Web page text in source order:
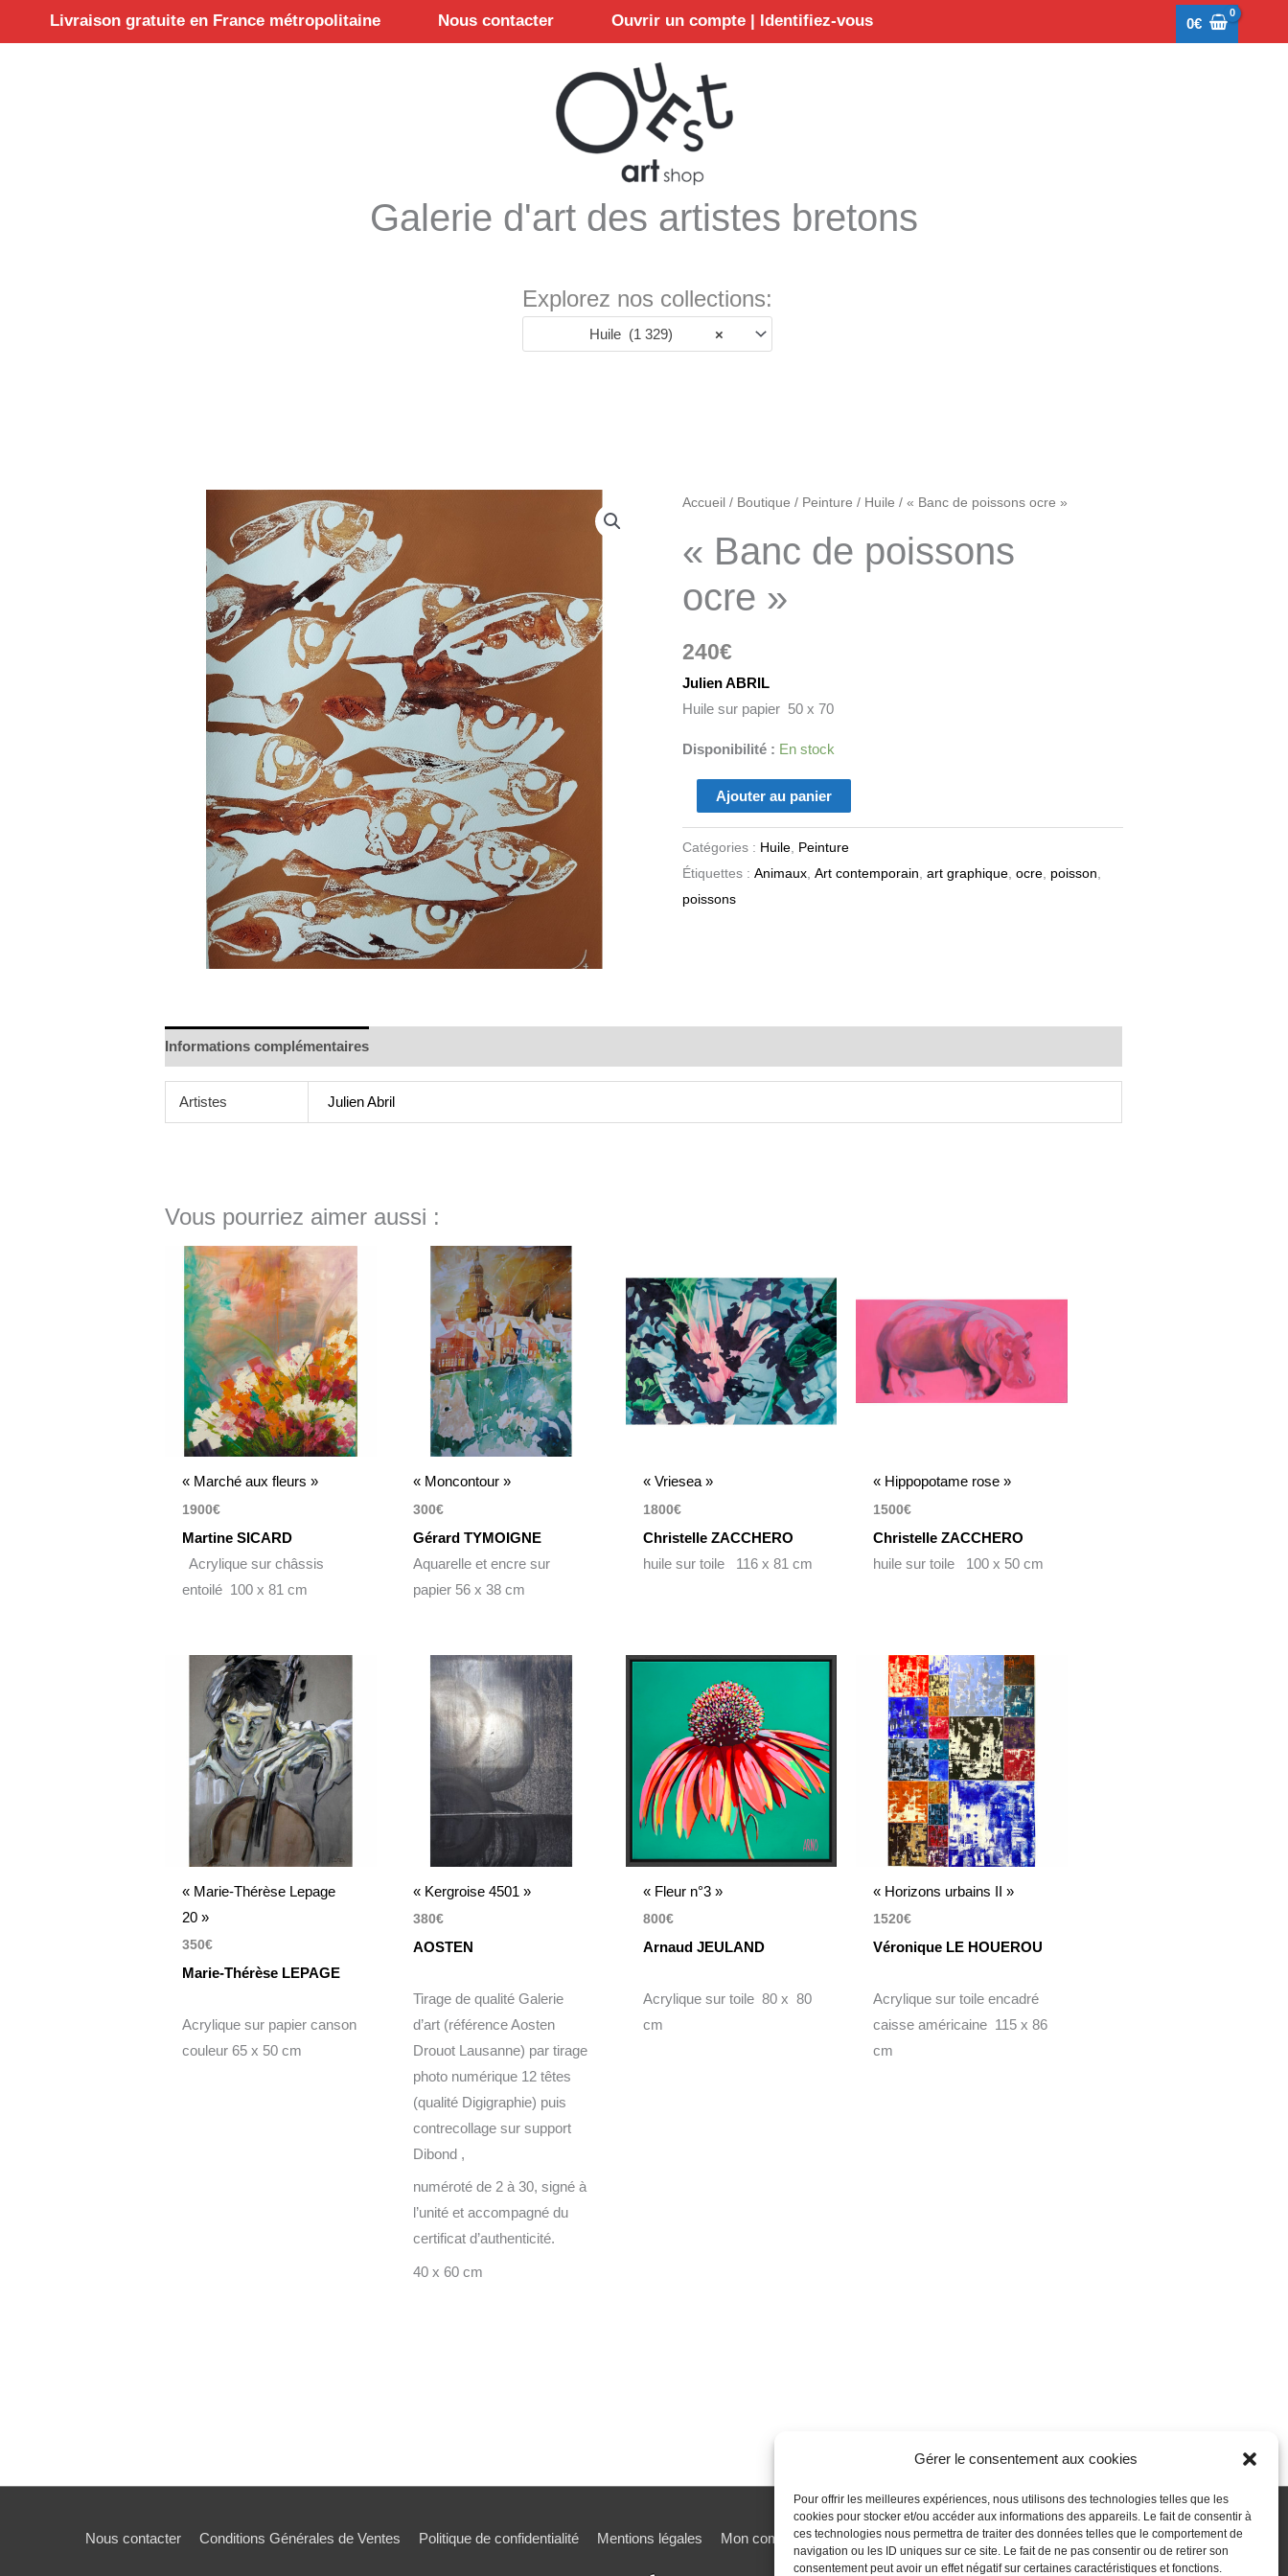
Gérer le consentement aux cookies
Pour offrir les meilleures expériences, nous utilisons des technologies telles que les
cookies pour stocker et/ou accéder aux informations des appareils. Le fait de consentir à
ces technologies nous permettra de traiter des données telles que le comportement de
navigation ou les ID uniques sur ce site. Le fait de ne pas consentir ou de retirer son
consentement peut avoir un effet négatif sur certaines caractéristiques et fonctions.
Livraison gratuite en France métropolitaine Nous contacter Ouvrir un compte | Identifiez-vous 0€
Galerie d'art des artistes bretons
Explorez nos collections:
×
Huile (1 329)
Accueil / Boutique / Peinture / Huile / « Banc de poissons ocre »
« Banc de poissons
ocre »
240€
Julien ABRIL
Huile sur papier 50 x 70
Disponibilité : En stock
quantité
"Banc
poissons
Ajouter au panier
Catégories : Huile
Peinture
Étiquettes : Animaux Art contemporain art graphique ocre poisson
poissons
Informations complémentaires
Artistes Julien Abril
Vous pourriez aimer aussi :
« Marché aux fleurs »
1900€
Martine SICARD
Acrylique sur châssis
entoilé 100 x 81 cm
« Moncontour »
300€
Gérard TYMOIGNE
Aquarelle et encre sur
papier 56 x 38 cm
« Vriesea »
1800€
Christelle ZACCHERO
huile sur toile 116 x 81 cm
« Hippopotame rose »
1500€
Christelle ZACCHERO
huile sur toile 100 x 50 cm
« Marie-Thérèse Lepage
20 »
350€
Marie-Thérèse LEPAGE
Acrylique sur papier canson
couleur 65 x 50 cm
« Kergroise 4501 »
380€
AOSTEN
Tirage de qualité Galerie
d’art (référence Aosten
Drouot Lausanne) par tirage
photo numérique 12 têtes
(qualité Digigraphie) puis
contrecollage sur support
Dibond ,
numéroté de 2 à 30, signé à
l’unité et accompagné du
certificat d’authenticité.
40 x 60 cm
« Fleur n°3 »
800€
Arnaud JEULAND
Acrylique sur toile 80 x 80
cm
« Horizons urbains II »
1520€
Véronique LE HOUEROU
Acrylique sur toile encadré
caisse américaine 115 x 86
cm
Nous contacter Conditions Générales de Ventes Politique de confidentialité Mentions légales Mon compte Mot de passe perdu Newsletter Politique de cookies (UE)